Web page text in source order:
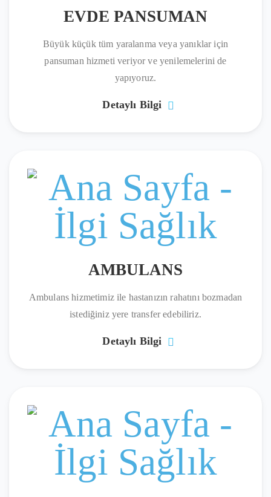
EVDE PANSUMAN
Büyük küçük tüm yaralanma veya yanıklar için
pansuman hizmeti veriyor ve yenilemelerini de
yapıyoruz.
Detaylı Bilgi
AMBULANS
Ambulans hizmetimiz ile hastanızın rahatını bozmadan
istediğiniz yere transfer edebiliriz.
Detaylı Bilgi